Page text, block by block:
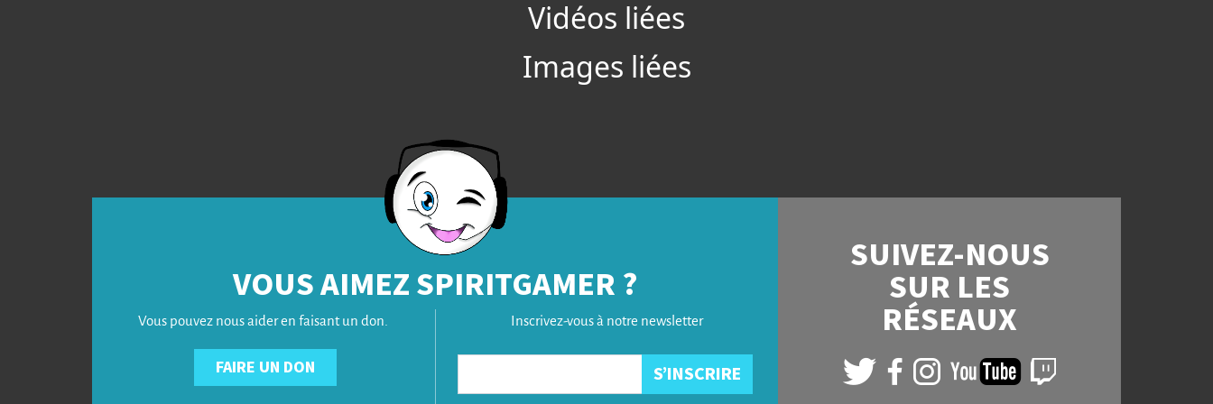
Vidéos liées
Images liées
VOUS AIMEZ SPIRITGAMER ?
Vous pouvez nous aider en faisant un don.
FAIRE UN DON
Inscrivez-vous à notre newsletter
SUIVEZ-NOUS
SUR LES
RÉSEAUX